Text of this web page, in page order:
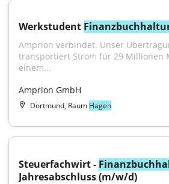
Werkstudent
Amprion verbindet. Unser
transportiert Strom für 29 Millionen
einem...
Amprion GmbH
Dortmund, Raum Hagen
Steuerfachwirt -
Jahresabschluss (m/w/d)